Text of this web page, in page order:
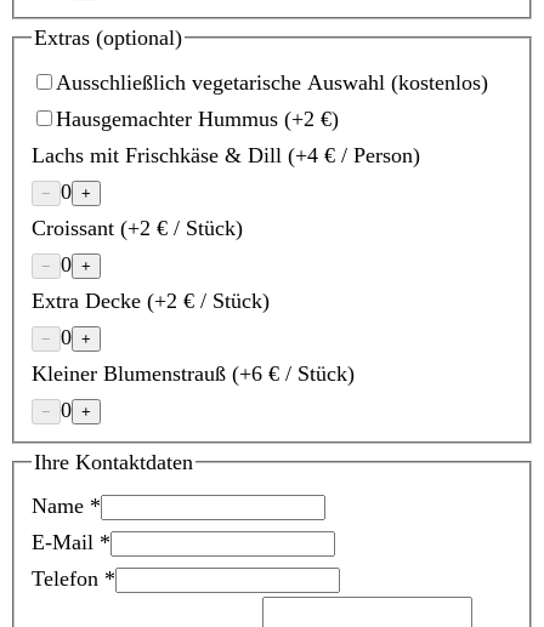
Extras (optional)
Ausschließlich vegetarische Auswahl (kostenlos)
Hausgemachter Hummus (+2 €)
Lachs mit Frischkäse & Dill (+4 € / Person)
− 0 +
Croissant (+2 € / Stück)
− 0 +
Extra Decke (+2 € / Stück)
− 0 +
Kleiner Blumenstrauß (+6 € / Stück)
− 0 +
Ihre Kontaktdaten
Name *
E-Mail *
Telefon *